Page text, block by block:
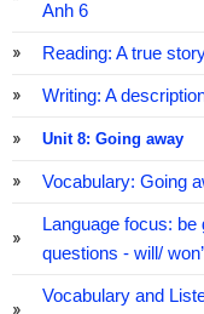
Anh 6
Reading: A true
Writing: A
Unit 8: Going away
Vocabulary: Going
Language focus:
questions - will/
Vocabulary and